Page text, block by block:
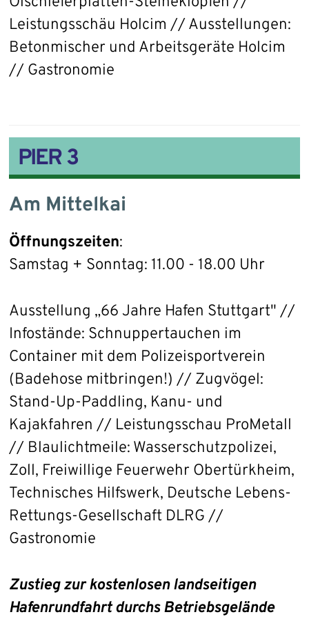
Leistungsschäu Holcim // Ausstellungen:
Betonmischer und Arbeitsgeräte Holcim
// Gastronomie
PIER 3
Am Mittelkai
Öffnungszeiten:
Samstag + Sonntag: 11.00 - 18.00 Uhr
Ausstellung „66 Jahre Hafen Stuttgart" //
Infostände: Schnuppertauchen im
Container mit dem Polizeisportverein
(Badehose mitbringen!) // Zugvögel:
Stand-Up-Paddling, Kanu- und
Kajakfahren // Leistungsschau ProMetall
// Blaulichtmeile: Wasserschutzpolizei,
Zoll, Freiwillige Feuerwehr Obertürkheim,
Technisches Hilfswerk, Deutsche Lebens-
Rettungs-Gesellschaft DLRG //
Gastronomie
Zustieg zur kostenlosen landseitigen
Hafenrundfahrt durchs Betriebsgelände